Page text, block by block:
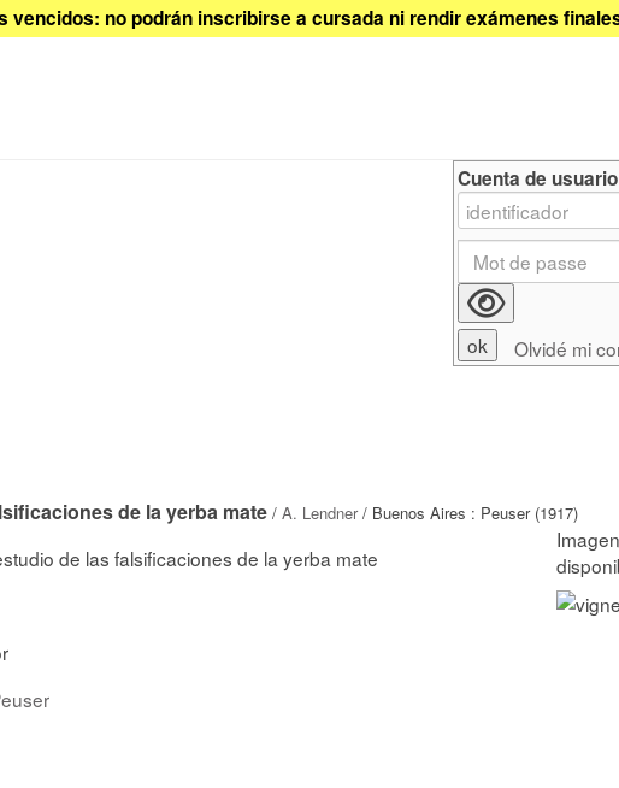
vencidos: no podrán inscribirse a cursada ni rendir exámenes
de la yerba mate / A. Lendner/ Buenos Aires : Peuser (1917)
de las falsificaciones de la yerba mate
Cuenta de usuario
Olvidé mi